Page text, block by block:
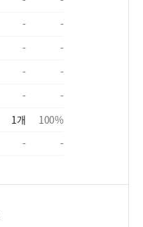
-
-
-
-
-
-
-
-
1개 100%
- -